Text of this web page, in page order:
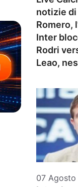
notizie
Romero,
Inter
Rodri
Leao,
07